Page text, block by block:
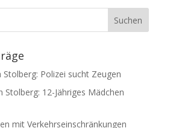
Polizei sucht Zeugen
Stolberg: 12-Jähriges Mädchen
mit Verkehrseinschränkungen